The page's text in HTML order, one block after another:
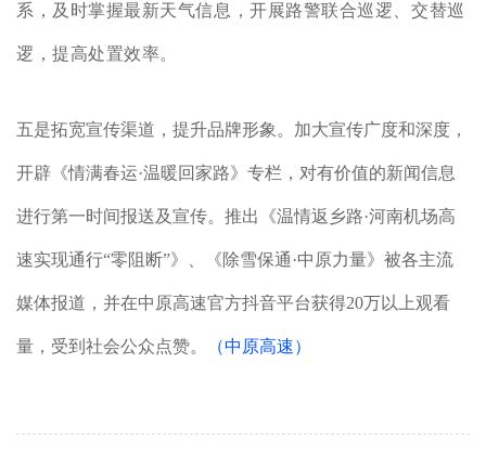
系，及时掌握最新天气信息，开展路警联合巡逻、交替巡
逻，提高处置效率。
五是拓宽宣传渠道，提升品牌形象。加大宣传广度和深度，
开辟《情满春运·温暖回家路》专栏，对有价值的新闻信息
进行第一时间报送及宣传。推出《温情返乡路·河南机场高
速实现通行“零阻断”》、《除雪保通·中原力量》被各主流
媒体报道，并在中原高速官方抖音平台获得20万以上观看
量，受到社会公众点赞。 （中原高速）